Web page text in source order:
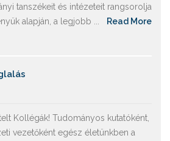
tanszékeit és intézeteit rangsorolja
alapján, a legjobb ... Read More
Kollégák! Tudományos kutatóként,
vezetőként egész életünkben a